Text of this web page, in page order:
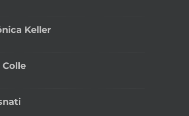
Keller
Colle